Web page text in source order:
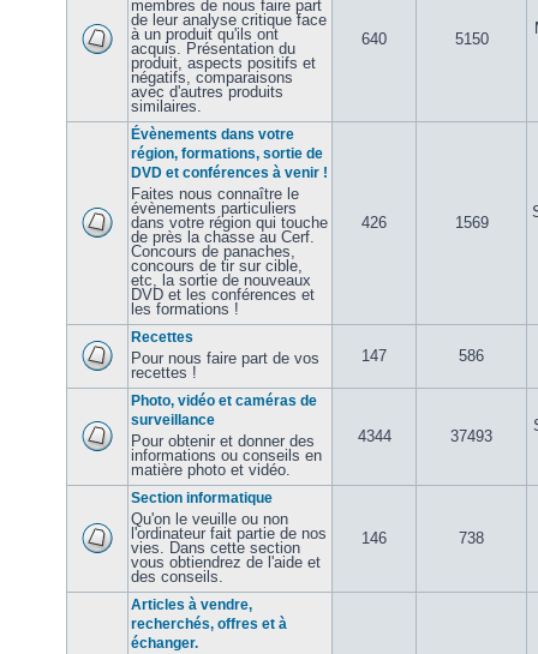
membres de nous faire part
de leur analyse critique face
à un produit qu'ils ont
acquis. Présentation du
produit, aspects positifs et
négatifs, comparaisons
avec d'autres produits
similaires.
640 5150
Évènements dans votre
région, formations, sortie de
DVD et conférences à venir !
Faites nous connaître le
évènements particuliers
dans votre région qui touche
de près la chasse au Cerf.
Concours de panaches,
concours de tir sur cible,
etc, la sortie de nouveaux
DVD et les conférences et
les formations !
426 1569
Recettes
Pour nous faire part de vos
recettes !
147 586
Photo, vidéo et caméras de
surveillance
Pour obtenir et donner des
informations ou conseils en
matière photo et vidéo.
4344 37493
Section informatique
Qu'on le veuille ou non
l'ordinateur fait partie de nos
vies. Dans cette section
vous obtiendrez de l'aide et
des conseils.
146 738
Articles à vendre,
recherchés, offres et à
échanger.